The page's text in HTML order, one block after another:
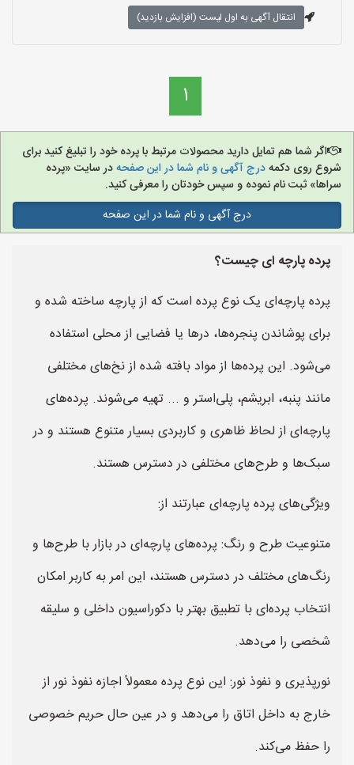
انتقال آگهی به اول لیست (افزایش بازدید)
1
اگر شما هم تمایل دارید محصولات مرتبط با پرده خود را تبلیغ کنید برای
شروع روی دکمهدرج آگهی و نام شما در این صفحهدر سایت «پرده
سراها» ثبت نام نموده و سپس خودتان را معرفی کنید.
درج آگهی و نام شما در این صفحه
پرده پارچه ای چیست؟
پرده پارچه‌ای یک نوع پرده است که از پارچه ساخته شده و
برای پوشاندن پنجره‌ها، درها یا فضایی از محلی استفاده
می‌شود. این پرده‌ها از مواد بافته شده از نخ‌های مختلفی
مانند پنبه، ابریشم، پلی‌استر و ... تهیه می‌شوند. پرده‌های
پارچه‌ای از لحاظ ظاهری و کاربردی بسیار متنوع هستند و در
سبک‌ها و طرح‌های مختلفی در دسترس هستند.
ویژگی‌های پرده پارچه‌ای عبارتند از:
متنوعیت طرح و رنگ: پرده‌های پارچه‌ای در بازار با طرح‌ها و
رنگ‌های مختلف در دسترس هستند، این امر به کاربر امکان
انتخاب پرده‌ای با تطبیق بهتر با دکوراسیون داخلی و سلیقه
شخصی را می‌دهد.
نورپذیری و نفوذ نور: این نوع پرده معمولاً اجازه نفوذ نور از
خارج به داخل اتاق را می‌دهد و در عین حال حریم خصوصی
را حفظ می‌کند.